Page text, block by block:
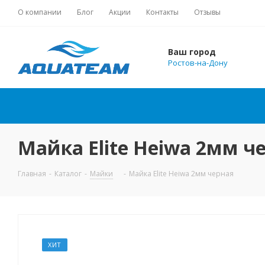
О компании Блог Акции Контакты Отзывы
Ваш город
Ростов-на-Дону
Майка Elite Heiwa 2мм
Главная - Каталог - Майки - Майка Elite Heiwa 2мм черная
ХИТ